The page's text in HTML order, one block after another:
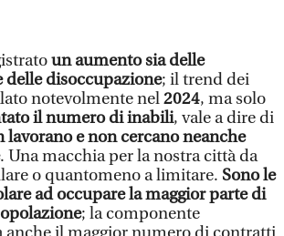
un aumento sia delle
delle disoccupazione; il trend dei
notevolmente nel2024, ma solo
il numero di inabili, vale a dire di
lavorano e non cercano neanche
. Una macchia per la nostra città da
o quantomeno a limitare. Sono le
ad occupare la maggior parte di
; la componente